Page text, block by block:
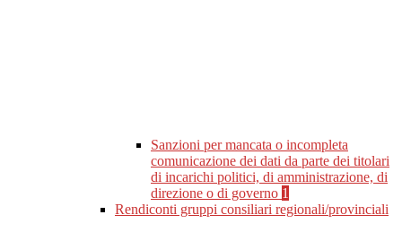
Sanzioni per mancata o incompleta
comunicazione dei dati da parte dei titolari
di incarichi politici, di amministrazione, di
direzione o di governo 1
Rendiconti gruppi consiliari regionali/provinciali